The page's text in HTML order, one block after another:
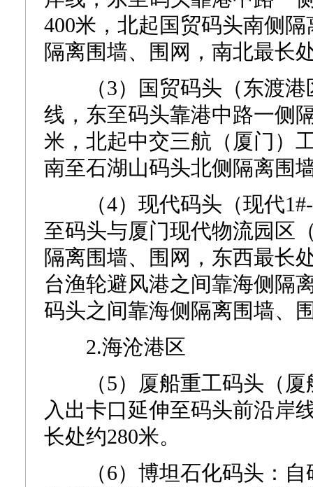
400米，北起国贸码头南侧
隔离围墙、围网，南北最长
（3）国贸码头（东渡港
线，东至码头靠港中路一侧
米，北起中交三航（厦门）
南至石湖山码头北侧隔离围
（4）现代码头（现代1#-
至码头与厦门现代物流园区
隔离围墙、围网，东西最长
台渔轮避风港之间靠海侧隔
码头之间靠海侧隔离围墙、
2.海沧港区
（5）厦船重工码头（厦
入出卡口延伸至码头前沿岸
长处约280米。
（6）博坦石化码头：自